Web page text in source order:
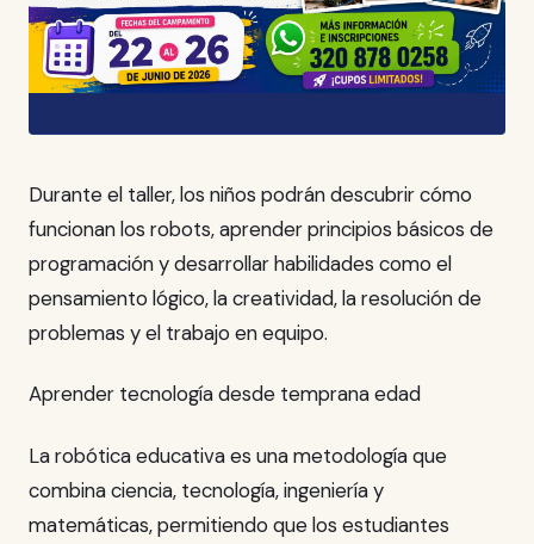
Durante el taller, los niños podrán descubrir cómo
funcionan los robots, aprender principios básicos de
programación y desarrollar habilidades como el
pensamiento lógico, la creatividad, la resolución de
problemas y el trabajo en equipo.
Aprender tecnología desde temprana edad
La robótica educativa es una metodología que
combina ciencia, tecnología, ingeniería y
matemáticas, permitiendo que los estudiantes